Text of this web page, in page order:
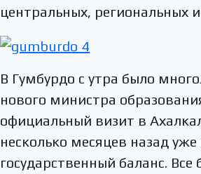
центральных, региональных
В Гумбурдо с утра было
нового министра
официальный визит в
несколько месяцев назад
государственный баланс.